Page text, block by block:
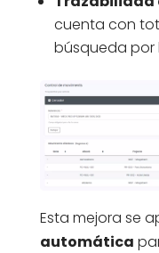
cuenta con
búsqueda por
Esta mejora se
automática